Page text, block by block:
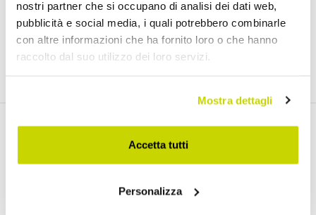
nostri partner che si occupano di analisi dei dati web,
pubblicità e social media, i quali potrebbero combinarle
con altre informazioni che ha fornito loro o che hanno
raccolto dal suo utilizzo dei loro servizi.
Mostra dettagli
Accetta tutti
Personalizza
Ho letto e accetto i Termini di utilizzo dei dati personali (Link
Iscriviti
Scopri i nostri prodotti